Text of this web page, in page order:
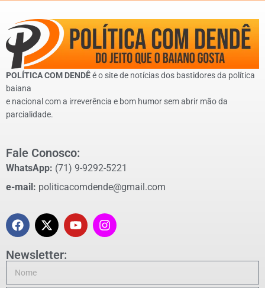
POLÍTICA COM DENDÊé o site de notícias dos bastidores da política
baiana
e nacional com a irreverência e bom humor sem abrir mão da
parcialidade.
Fale Conosco:
WhatsApp: (71) 9-9292-5221
e-mail: politicacomdende@gmail.com
Newsletter: